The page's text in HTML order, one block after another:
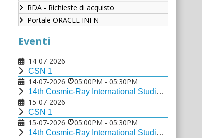
RDA - Richieste di acquisto
Portale ORACLE INFN
Eventi
14-07-2026
CSN 1
14-07-2026 05:00PM - 05:30PM
14th Cosmic-Ray International Studies and Multi-messenger Astroparticle Conference
15-07-2026
CSN 1
15-07-2026 05:00PM - 05:30PM
14th Cosmic-Ray International Studies and Multi-messenger Astroparticle Conference